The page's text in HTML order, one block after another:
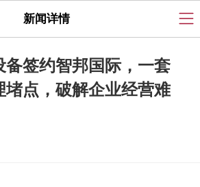
新闻详情
备签约智邦国际，一套
堵点，破解企业经营难